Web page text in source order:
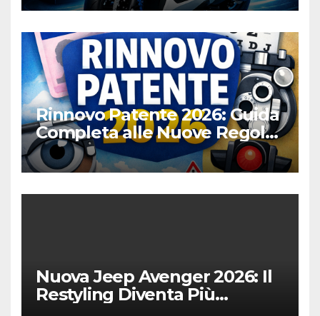
Rinnovo Patente 2026: Guida
Completa alle Nuove Regole,
Digitalizzazione e Costi
Nuova Jeep Avenger 2026: Il
Restyling Diventa Più